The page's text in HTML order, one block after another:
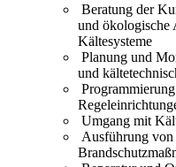
Beratung der
und ökologische
Kältesysteme
Planung und
und
Umgang mit
Ausführung